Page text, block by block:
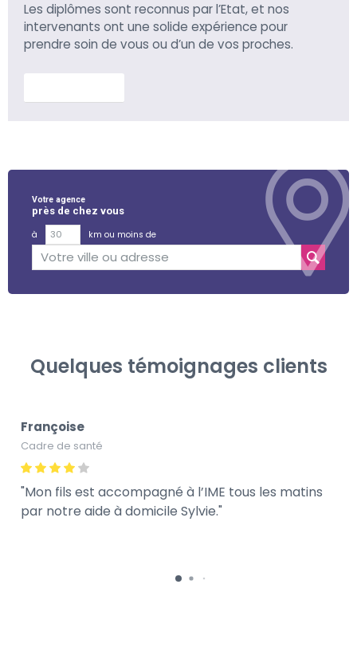
Les diplômes sont reconnus par l’Etat, et nos
intervenants ont une solide expérience pour
prendre soin de vous ou d’un de vos proches.
Votre agence
près de chez vous
à
km ou moins de
Quelques témoignages clients
Françoise
Cadre de santé
Mon fils est accompagné à l’IME tous les matins
par notre aide à domicile Sylvie.